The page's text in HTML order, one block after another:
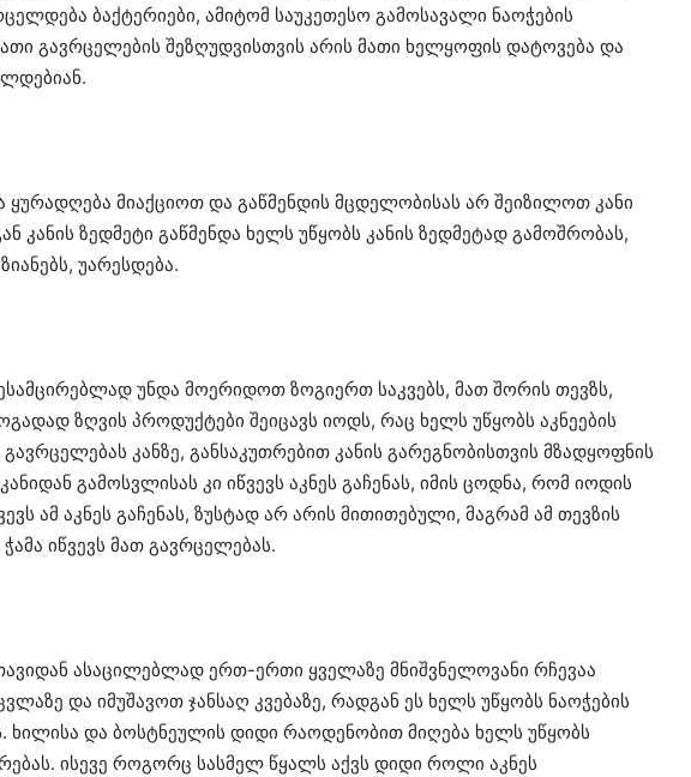
ბაქტერიები, ამიტომ საუკეთესო გამოსავალი ნაოჭების
გავრცელების შეზღუდვისთვის არის მათი ხელყოფის დატოვება და
ყურადღება მიაქციოთ და გაწმენდის მცდელობისას არ შეიზილოთ კანი
კანის ზედმეტი გაწმენდა ხელს უწყობს კანის ზედმეტად გამოშრობას,
უარესდება.
უნდა მოერიდოთ ზოგიერთ საკვებს, მათ შორის თევზს,
ზღვის პროდუქტები შეიცავს იოდს, რაც ხელს უწყობს აკნეების
კანზე, განსაკუთრებით კანის გარეგნობისთვის მზადყოფნის
გამოსვლისას კი იწვევს აკნეს გაჩენას, იმის ცოდნა, რომ იოდის
ამ აკნეს გაჩენას, ზუსტად არ არის მითითებული, მაგრამ ამ თევზის
იწვევს მათ გავრცელებას.
თავიდან ასაცილებლად ერთ-ერთი ყველაზე მნიშვნელოვანი რჩევაა
და იმუშავოთ ჯანსაღ კვებაზე, რადგან ეს ხელს უწყობს ნაოჭების
ხილისა და ბოსტნეულის დიდი რაოდენობით მიღება ხელს უწყობს
ისევე როგორც სასმელ წყალს აქვს დიდი როლი აკნეს